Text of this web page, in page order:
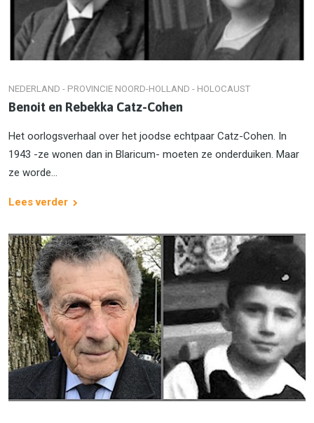
NEDERLAND - PROVINCIE NOORD-HOLLAND - HOLOCAUST
Benoit en Rebekka Catz-Cohen
Het oorlogsverhaal over het joodse echtpaar Catz-Cohen. In
1943 -ze wonen dan in Blaricum- moeten ze onderduiken. Maar
ze worde...
Lees verder